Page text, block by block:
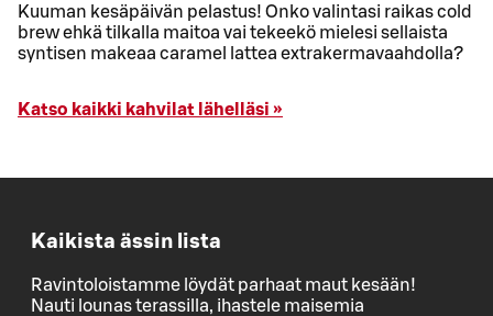
Kuuman kesäpäivän pelastus! Onko valintasi raikas cold
brew ehkä tilkalla maitoa vai tekeekö mielesi sellaista
syntisen makeaa caramel lattea extrakermavaahdolla?
Katso kaikki kahvilat lähelläsi »
Kaikista ässin lista
Ravintoloistamme löydät parhaat maut kesään!
Nauti lounas terassilla, ihastele maisemia